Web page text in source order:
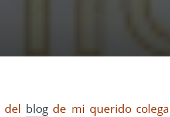
del blog de mi querido colega